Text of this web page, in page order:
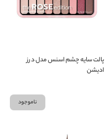
پالت سایه چشم اسنس مدل د رز
ادیشن
ناموجود